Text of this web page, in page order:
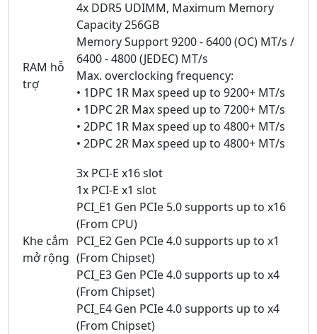
RAM hỗ
trợ
4x DDR5 UDIMM, Maximum Memory
Capacity 256GB
Memory Support 9200 - 6400 (OC) MT/s /
6400 - 4800 (JEDEC) MT/s
Max. overclocking frequency:
• 1DPC 1R Max speed up to 9200+ MT/s
• 1DPC 2R Max speed up to 7200+ MT/s
• 2DPC 1R Max speed up to 4800+ MT/s
• 2DPC 2R Max speed up to 4800+ MT/s
Khe cắm
mở rộng
3x PCI-E x16 slot
1x PCI-E x1 slot
PCI_E1 Gen PCIe 5.0 supports up to x16
(From CPU)
PCI_E2 Gen PCIe 4.0 supports up to x1
(From Chipset)
PCI_E3 Gen PCIe 4.0 supports up to x4
(From Chipset)
PCI_E4 Gen PCIe 4.0 supports up to x4
(From Chipset)